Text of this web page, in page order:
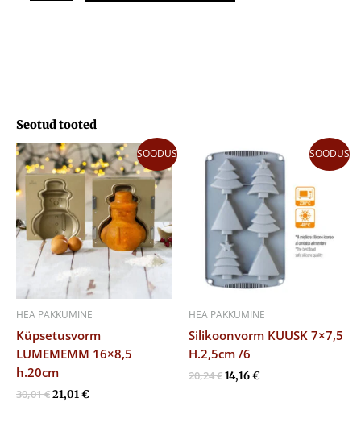
Seotud tooted
SOODUS
HEA PAKKUMINE
Küpsetusvorm
LUMEMEMM 16×8,5
h.20cm
30,01€
Algne
hind
oli:
30,01 €.
21,01€
Praegune
hind
on:
21,01 €.
SOODUS
HEA PAKKUMINE
Silikoonvorm KUUSK 7×7,5
H.2,5cm /6
20,24€
Algne
hind
oli:
20,24 €.
14,16€
Praegune
hind
on:
14,16 €.